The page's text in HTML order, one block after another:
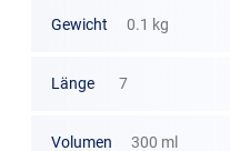
Gewicht 0.1 kg
Länge 7
Volumen 300 ml